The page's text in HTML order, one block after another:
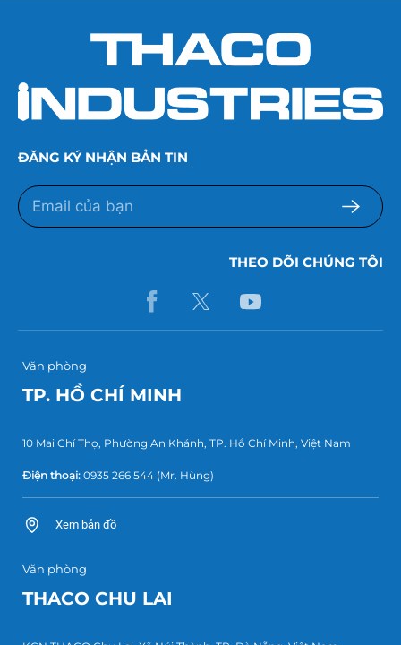
ĐĂNG KÝ NHẬN BẢN TIN
THEO DÕI CHÚNG TÔI
Văn phòng
TP. HỒ CHÍ MINH
10 Mai Chí Thọ, Phường An Khánh, TP. Hồ Chí Minh, Việt Nam
Điện thoại: 0935 266 544 (Mr. Hùng)
Xem bản đồ
Văn phòng
THACO CHU LAI